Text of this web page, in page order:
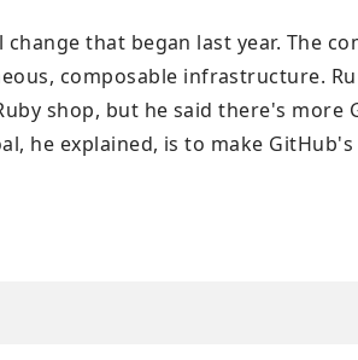
that began last year. The
composable infrastructure.
shop, but he said there's more
he explained, is to make